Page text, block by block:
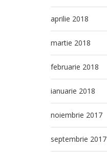
aprilie 2018
martie 2018
februarie 2018
ianuarie 2018
noiembrie 2017
septembrie 2017